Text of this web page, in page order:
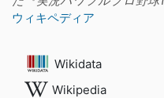
ウィキペディア
Wikidata
Wikipedia